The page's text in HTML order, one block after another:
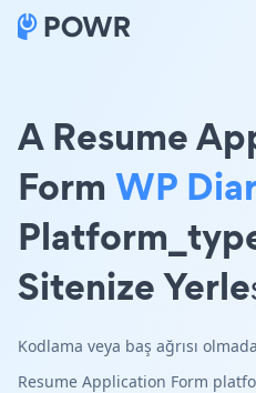
A Resume
Form WP
Sitenize
Kodlama veya baş ağrısı
Resume Application Form